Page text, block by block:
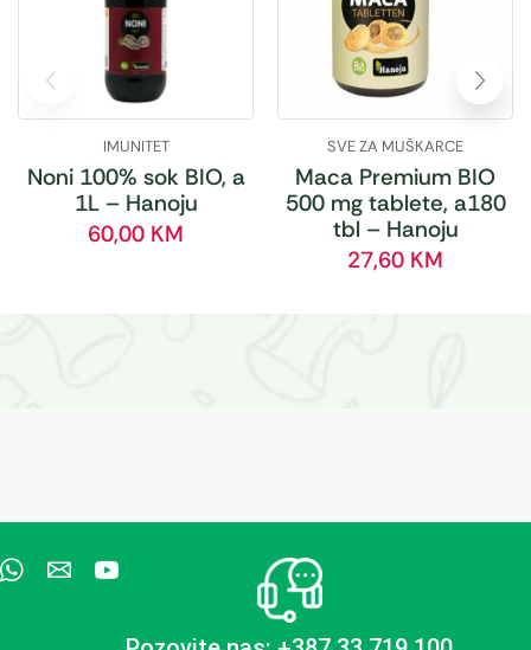
IMUNITET
Noni 100% sok BIO, a
1L – Hanoju
60,00 KM
SVE ZA MUŠKARCE
Maca Premium BIO
500 mg tablete, a180
tbl – Hanoju
27,60 KM